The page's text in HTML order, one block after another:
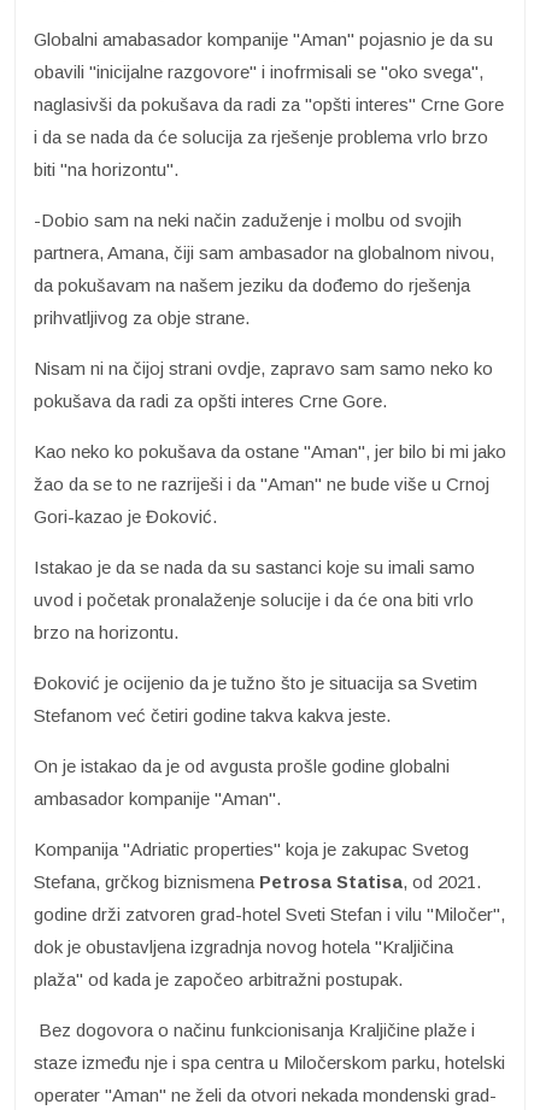
Globalni amabasador kompanije "Aman" pojasnio je da su
obavili "inicijalne razgovore" i inofrmisali se "oko svega",
naglasivši da pokušava da radi za "opšti interes" Crne Gore
i da se nada da će solucija za rješenje problema vrlo brzo
biti "na horizontu".
-Dobio sam na neki način zaduženje i molbu od svojih
partnera, Amana, čiji sam ambasador na globalnom nivou,
da pokušavam na našem jeziku da dođemo do rješenja
prihvatljivog za obje strane.
Nisam ni na čijoj strani ovdje, zapravo sam samo neko ko
pokušava da radi za opšti interes Crne Gore.
Kao neko ko pokušava da ostane "Aman", jer bilo bi mi jako
žao da se to ne razriješi i da "Aman" ne bude više u Crnoj
Gori-kazao je Đoković.
Istakao je da se nada da su sastanci koje su imali samo
uvod i početak pronalaženje solucije i da će ona biti vrlo
brzo na horizontu.
Đoković je ocijenio da je tužno što je situacija sa Svetim
Stefanom već četiri godine takva kakva jeste.
On je istakao da je od avgusta prošle godine globalni
ambasador kompanije "Aman".
Kompanija "Adriatic properties" koja je zakupac Svetog
Stefana, grčkog biznismena Petrosa Statisa, od 2021.
godine drži zatvoren grad-hotel Sveti Stefan i vilu "Miločer",
dok je obustavljena izgradnja novog hotela "Kraljičina
plaža" od kada je započeo arbitražni postupak.
Bez dogovora o načinu funkcionisanja Kraljičine plaže i
staze između nje i spa centra u Miločerskom parku, hotelski
operater "Aman" ne želi da otvori nekada mondenski grad-